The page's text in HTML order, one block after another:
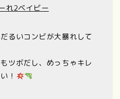
れ2ベイビー
るいコンビが大暴れして
ツボだし、めっちゃキレ
！